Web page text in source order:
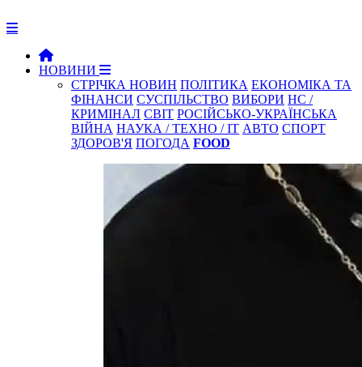
НОВИНИ
СТРІЧКА НОВИН ПОЛІТИКА ЕКОНОМІКА ТА
ФІНАНСИ СУСПІЛЬСТВО ВИБОРИ НС /
КРИМІНАЛ СВІТ РОСІЙСЬКО-УКРАЇНСЬКА
ВІЙНА НАУКА / ТЕХНО / IT АВТО СПОРТ
ЗДОРОВ'Я ПОГОДА FOOD